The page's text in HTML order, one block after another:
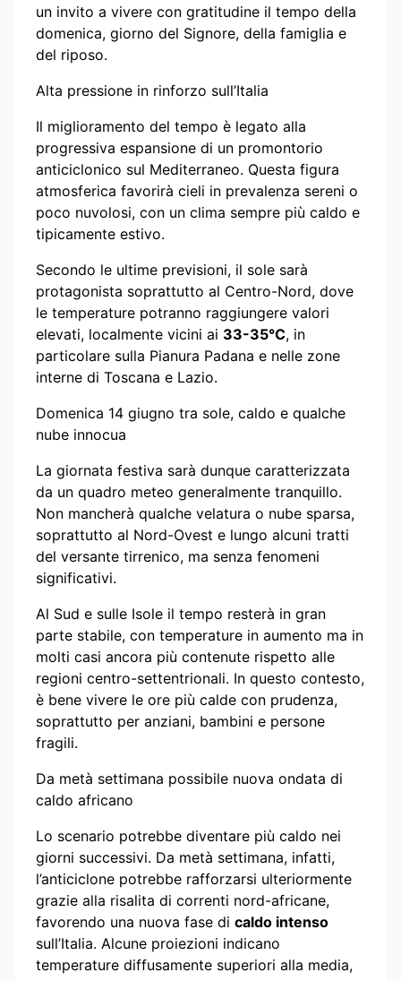
un invito a vivere con gratitudine il tempo della
domenica, giorno del Signore, della famiglia e
del riposo.
Alta pressione in rinforzo sull’Italia
Il miglioramento del tempo è legato alla
progressiva espansione di un promontorio
anticiclonico sul Mediterraneo. Questa figura
atmosferica favorirà cieli in prevalenza sereni o
poco nuvolosi, con un clima sempre più caldo e
tipicamente estivo.
Secondo le ultime previsioni, il sole sarà
protagonista soprattutto al Centro-Nord, dove
le temperature potranno raggiungere valori
elevati, localmente vicini ai 33-35°C, in
particolare sulla Pianura Padana e nelle zone
interne di Toscana e Lazio.
Domenica 14 giugno tra sole, caldo e qualche
nube innocua
La giornata festiva sarà dunque caratterizzata
da un quadro meteo generalmente tranquillo.
Non mancherà qualche velatura o nube sparsa,
soprattutto al Nord-Ovest e lungo alcuni tratti
del versante tirrenico, ma senza fenomeni
significativi.
Al Sud e sulle Isole il tempo resterà in gran
parte stabile, con temperature in aumento ma in
molti casi ancora più contenute rispetto alle
regioni centro-settentrionali. In questo contesto,
è bene vivere le ore più calde con prudenza,
soprattutto per anziani, bambini e persone
fragili.
Da metà settimana possibile nuova ondata di
caldo africano
Lo scenario potrebbe diventare più caldo nei
giorni successivi. Da metà settimana, infatti,
l’anticiclone potrebbe rafforzarsi ulteriormente
grazie alla risalita di correnti nord-africane,
favorendo una nuova fase di caldo intenso
sull’Italia. Alcune proiezioni indicano
temperature diffusamente superiori alla media,